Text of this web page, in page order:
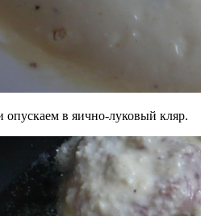
опускаем в яично-луковый кляр.